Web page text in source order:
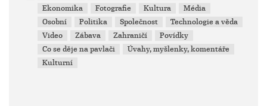
Ekonomika
Fotografie Kultura
Média
Osobní
Politika Společnost
Technologie a věda
Video
Zábava Zahraničí
Povídky
Co se děje na pavlači
Úvahy, myšlenky, komentáře
Kulturní